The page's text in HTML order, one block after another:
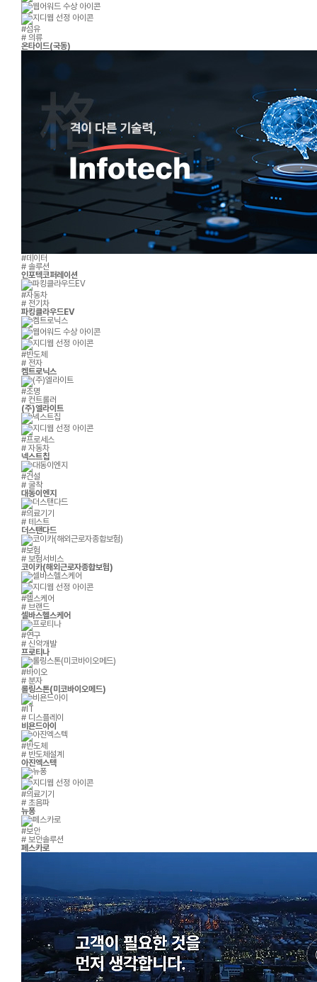
#섬유
# 의류
온타이드(국동)
#데이터
# 솔루션
인포텍코퍼레이션
#자동차
# 전기차
파킹클라우드EV
#반도체
# 전자
켐트로닉스
#조명
# 컨트롤러
(주)엘라이트
#프로세스
# 자동차
넥스트칩
#건설
# 굴착
대동이엔지
#의료기기
# 테스트
더스탠다드
#보험
# 보험서비스
코이카(해외근로자종합보험)
#헬스케어
# 브랜드
셀바스헬스케어
#연구
# 신약개발
프로티나
#바이오
# 분자
롤링스톤(미코바이오메드)
#IT
# 디스플레이
비욘드아이
#반도체
# 반도체설계
아진엑스텍
#의료기기
# 초음파
뉴퐁
#보안
# 보안솔루션
페스카로